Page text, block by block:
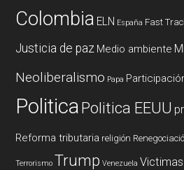
Colombia ELN España Fast
Justicia de paz Medio ambiente
Neoliberalismo Papa
PoliticaPolitica EEUU
Reforma tributaria religión
Terrorismo Trump Venezuela Victimas